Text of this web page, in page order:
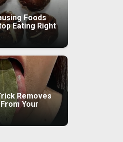
Foods
Eating Right
Removes
Your